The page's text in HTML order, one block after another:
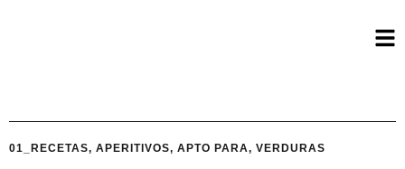
01_RECETAS, APERITIVOS, APTO PARA, VERDURAS